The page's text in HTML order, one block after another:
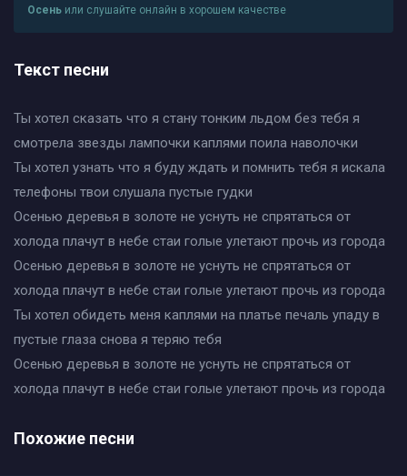
Осень или слушайте онлайн в хорошем качестве
Текст песни
Ты хотел сказать что я стану тонким льдом без тебя я
смотрела звезды лампочки каплями поила наволочки
Ты хотел узнать что я буду ждать и помнить тебя я искала
телефоны твои слушала пустые гудки
Осенью деревья в золоте не уснуть не спрятаться от
холода плачут в небе стаи голые улетают прочь из города
Осенью деревья в золоте не уснуть не спрятаться от
холода плачут в небе стаи голые улетают прочь из города
Ты хотел обидеть меня каплями на платье печаль упаду в
пустые глаза снова я теряю тебя
Осенью деревья в золоте не уснуть не спрятаться от
холода плачут в небе стаи голые улетают прочь из города
Похожие песни